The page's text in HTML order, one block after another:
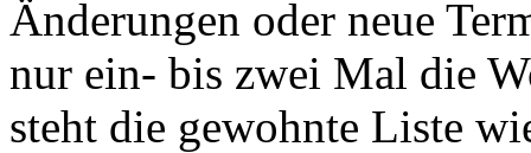
Änderungen oder neue
nur ein- bis zwei Mal die
steht die gewohnte Liste